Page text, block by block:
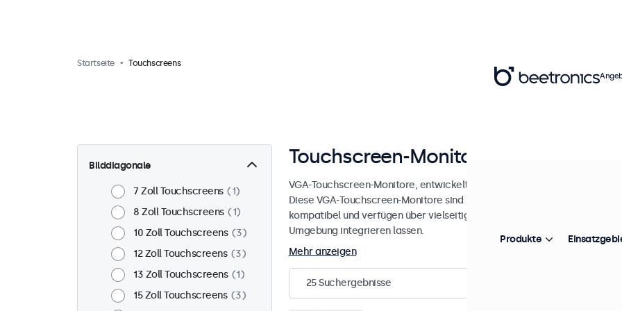
Startseite Touchscreens
Bilddiagonale
7 Zoll Touchscreens
1
8 Zoll Touchscreens
1
10 Zoll Touchscreens
3
12 Zoll Touchscreens
3
13 Zoll Touchscreens
1
15 Zoll Touchscreens
3
Touchscreen-Monitore mit VGA-
VGA-Touchscreen-Monitore, entwickelt für professionelle Anwendungen
Diese VGA-Touchscreen-Monitore sind mit Windows-, macOS-,
kompatibel und verfügen über vielseitige Montageoptionen, wodurch sie
Umgebung integrieren lassen.
Mehr anzeigen
25Suchergebnisse
Produkte